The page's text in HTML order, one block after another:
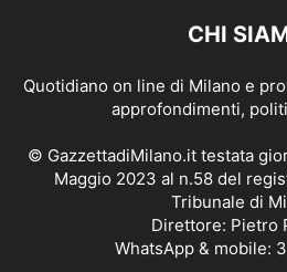
CHI
Quotidiano on line di Milano e
approfondimenti,
© GazzettadiMilano.it testata
Maggio 2023 al n.58 del
Tribunale di
Direttore: Pietro
WhatsApp & mobile: